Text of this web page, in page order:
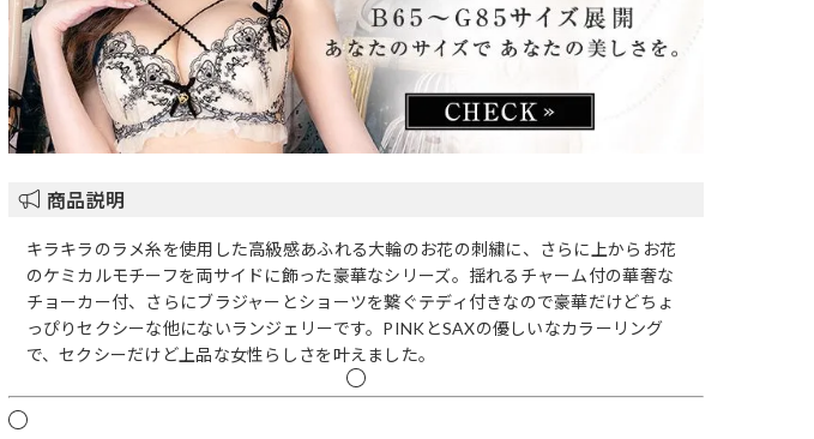
商品説明
キラキラのラメ糸を使用した高級感あふれる大輪のお花の刺繍に、さらに上からお花
のケミカルモチーフを両サイドに飾った豪華なシリーズ。揺れるチャーム付の華奢な
チョーカー付、さらにブラジャーとショーツを繋ぐテディ付きなので豪華だけどちょ
っぴりセクシーな他にないランジェリーです。PINKとSAXの優しいなカラーリング
で、セクシーだけど上品な女性らしさを叶えました。